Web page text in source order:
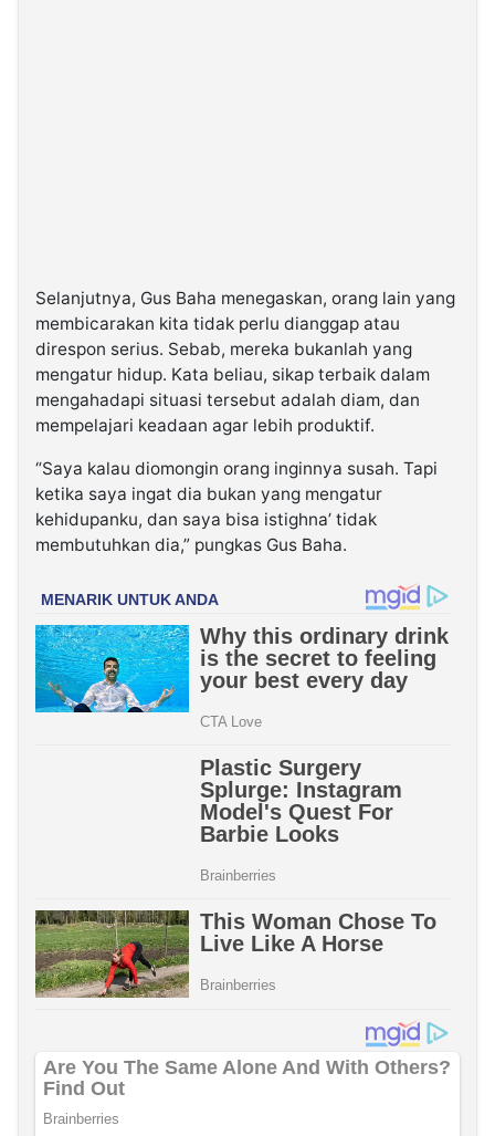
Selanjutnya, Gus Baha menegaskan, orang lain yang
membicarakan kita tidak perlu dianggap atau
direspon serius. Sebab, mereka bukanlah yang
mengatur hidup. Kata beliau, sikap terbaik dalam
mengahadapi situasi tersebut adalah diam, dan
mempelajari keadaan agar lebih produktif.
“Saya kalau diomongin orang inginnya susah. Tapi
ketika saya ingat dia bukan yang mengatur
kehidupanku, dan saya bisa istighna’ tidak
membutuhkan dia,” pungkas Gus Baha.